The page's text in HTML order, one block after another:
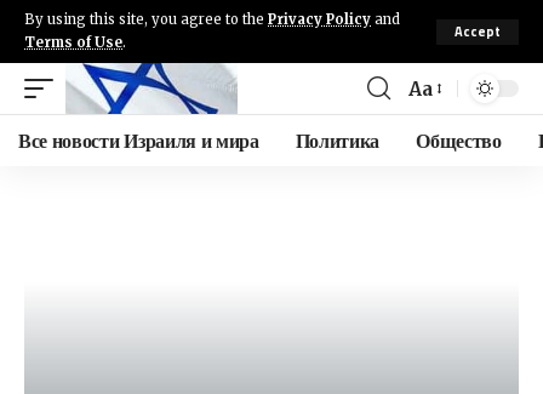
By using this site, you agree to the Privacy Policy and
Terms of Use.
Accept
Aa
Все новости Израиля и мира Политика Общество